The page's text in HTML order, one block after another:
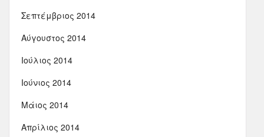
Σεπτέμβριος 2014
Αύγουστος 2014
Ιούλιος 2014
Ιούνιος 2014
Μάιος 2014
Απρίλιος 2014